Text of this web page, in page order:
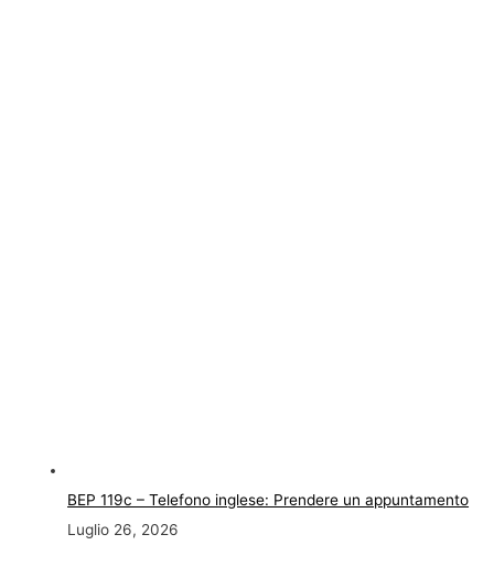
BEP 119c – Telefono inglese: Prendere un appuntamento
Luglio 26, 2026